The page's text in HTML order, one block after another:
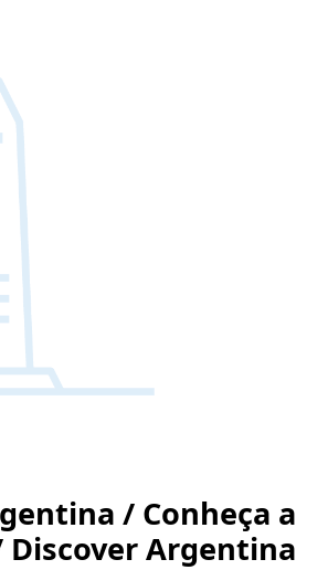
/ Conheça a
Argentina